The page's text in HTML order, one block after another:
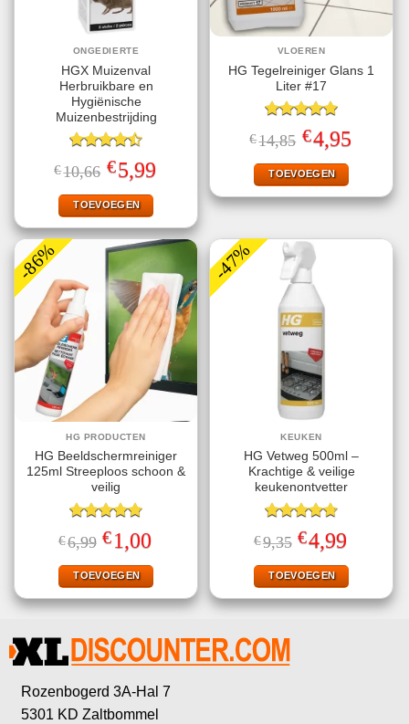
ONGEDIERTE
HGX Muizenval
Herbruikbare en
Hygiënische
Muizenbestrijding
Gewaardeerd
4.47uit 5
€10,66 Oorspronkelijke
prijs
was:
€10,66.
€5,99Huidige
prijs
TOEVOEGEN
VLOEREN
HG Tegelreiniger Glans 1
Liter #17
Gewaardeerd
5.00uit 5
€14,85 Oorspronkelijke
prijs
was:
€14,85.
€4,95prijs
TOEVOEGEN
-86%
HG PRODUCTEN
HG Beeldschermreiniger
125ml Streeploos schoon &
veilig
Gewaardeerd
4.78uit 5
€6,99 Oorspronkelijke
prijs
was:
€6,99.
€1,00
is:
€1,00.
TOEVOEGEN
-47%
KEUKEN
HG Vetweg 500ml –
Krachtige & veilige
keukenontvetter
Gewaardeerd
4.70uit 5
€9,35 Oorspronkelijke
prijs
was:
€9,35.
€4,99
is:
€4,99.
TOEVOEGEN
Rozenbogerd 3A-Hal 7
5301 KD Zaltbommel